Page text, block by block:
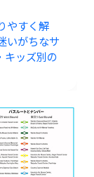
やすく解
いがちなサ
キッズ別の